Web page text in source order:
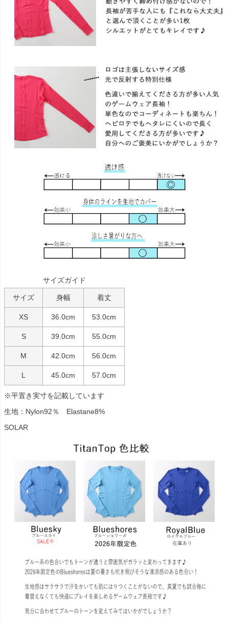
サイズガイド
サイズ 身幅 着丈
XS 36.0cm 53.0cm
S 39.0cm 55.0cm
M 42.0cm 56.0cm
L 45.0cm 57.0cm
※平置き実寸を記載しています
生地：Nylon92％ Elastane8%
SOLAR